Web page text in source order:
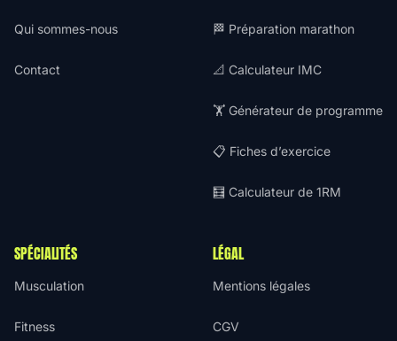
Qui sommes-nous
Contact
🏁 Préparation marathon
📐 Calculateur IMC
🏋️ Générateur de programme
📋 Fiches d’exercice
🧮 Calculateur de 1RM
SPÉCIALITÉS
Musculation
Fitness
LÉGAL
Mentions légales
CGV